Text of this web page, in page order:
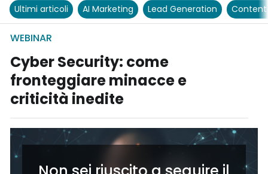
Ultimi articoli AI Marketing Lead Generation
WEBINAR
Cyber Security: come
fronteggiare minacce e
criticità inedite